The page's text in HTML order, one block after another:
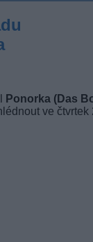
Ponorka (Das
ve čtvrtek